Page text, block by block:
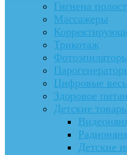
Гигиена
Массажеры
Трикотаж
Цифровые
Здоровое
Детские
Радионяня
Детские